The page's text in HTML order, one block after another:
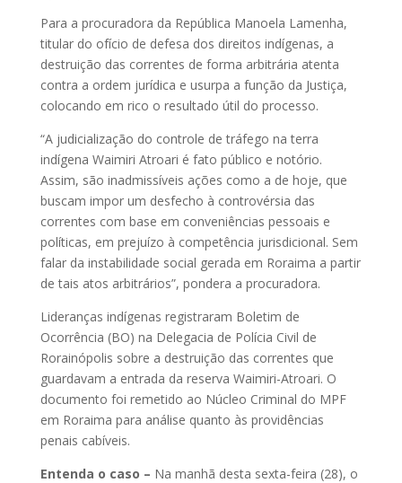
Para a procuradora da República Manoela Lamenha,
titular do ofício de defesa dos direitos indígenas, a
destruição das correntes de forma arbitrária atenta
contra a ordem jurídica e usurpa a função da Justiça,
colocando em rico o resultado útil do processo.
“A judicialização do controle de tráfego na terra
indígena Waimiri Atroari é fato público e notório.
Assim, são inadmissíveis ações como a de hoje, que
buscam impor um desfecho à controvérsia das
correntes com base em conveniências pessoais e
políticas, em prejuízo à competência jurisdicional. Sem
falar da instabilidade social gerada em Roraima a partir
de tais atos arbitrários”, pondera a procuradora.
Lideranças indígenas registraram Boletim de
Ocorrência (BO) na Delegacia de Polícia Civil de
Rorainópolis sobre a destruição das correntes que
guardavam a entrada da reserva Waimiri-Atroari. O
documento foi remetido ao Núcleo Criminal do MPF
em Roraima para análise quanto às providências
penais cabíveis.
Entenda o caso – Na manhã desta sexta-feira (28), o